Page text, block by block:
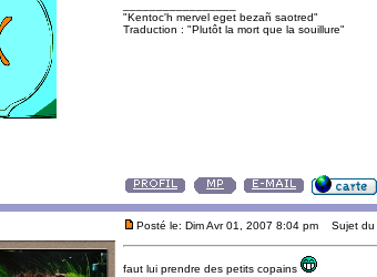
"Kentoc'h mervel eget bezañ saotred"
Traduction : "Plutôt la mort que la souillure"
Posté le: Dim Avr 01, 2007 8:04 pm Sujet du
faut lui prendre des petits copains